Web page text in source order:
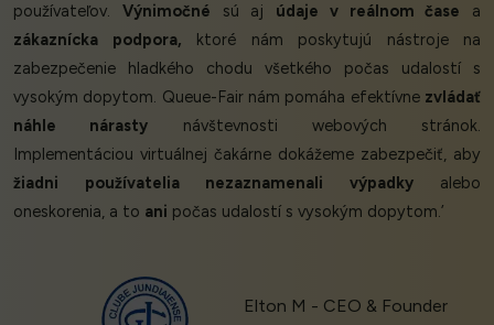
používateľov. Výnimočné sú aj údaje v reálnom čase a
zákaznícka podpora, ktoré nám poskytujú nástroje na
zabezpečenie hladkého chodu všetkého počas udalostí s
vysokým dopytom. Queue-Fair nám pomáha efektívne zvládať
náhle nárasty návštevnosti webových stránok.
Implementáciou virtuálnej čakárne dokážeme zabezpečiť, aby
žiadni používatelia nezaznamenali výpadkyalebo
oneskorenia, a to ani počas udalostí s vysokým dopytom.’
Elton M - CEO & Founder